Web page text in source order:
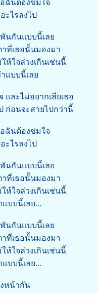
อฉันต้องข่มใจ
ะไรลงไป
นกันแบบนี้เลย
าที่เธอนั้นมองมา
ห้ใจล่วงเกินเช่นนี้
แบบนี้เลย
และไม่อยากเสียเธอ
ก่อนจะสายไปกว่านี้
อฉันต้องข่มใจ
ะไรลงไป
นกันแบบนี้เลย
าที่เธอนั้นมองมา
ห้ใจล่วงเกินเช่นนี้
บบนี้เลย...
นกันแบบนี้เลย
าที่เธอนั้นมองมา
ห้ใจล่วงเกินเช่นนี้
บบนี้เลย...
งหน้ากัน